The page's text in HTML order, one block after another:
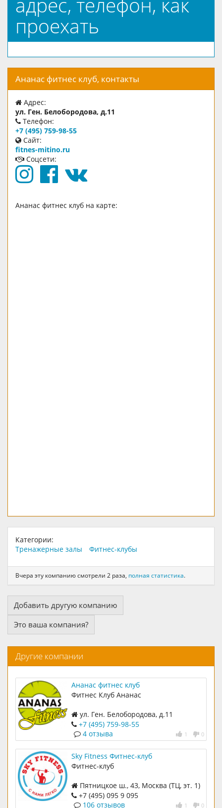
проехать
Ананас фитнес клуб, контакты
Адрес:
ул. Ген. Белобородова, д.11
Телефон:
+7 (495) 759-98-55
Сайт:
fitnes-mitino.ru
Соцсети:
Ананас фитнес клуб на карте:
Категории:
Тренажерные залы
Фитнес-клубы
Вчера эту компанию смотрели 2 раза, полная статистика.
Добавить другую компанию
Это ваша компания?
Другие компании
Ананас фитнес клуб
Фитнес Клуб Ананас
ул. Ген. Белобородова, д.11
+7 (495) 759-98-55
1 0
4 отзыва
Sky Fitness Фитнес-клуб
Фитнес-клуб
Пятницкое ш., 43, Москва (ТЦ, эт. 1)
+7 (495) 095 9 095
1 0
106 отзывов